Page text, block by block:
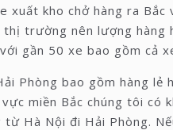
xuất kho chở hàng ra
trường nên lượng hàng
gần 50 xe bao gồm cả
Phòng bao gồm hàng
miền Bắc chúng tôi có
từ Hà Nội đi Hải Phòng.